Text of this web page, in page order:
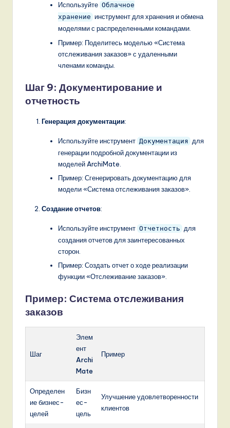
Используйте Облачное
хранение инструмент для хранения и обмена
моделями с распределенными командами.
Пример: Поделитесь моделью «Система
отслеживания заказов» с удаленными
членами команды.
Шаг 9: Документирование и
отчетность
Генерация документации:
Используйте инструмент Документация для
генерации подробной документации из
моделей ArchiMate.
Пример: Сгенерировать документацию для
модели «Система отслеживания заказов».
Создание отчетов:
Используйте инструмент Отчетность для
создания отчетов для заинтересованных
сторон.
Пример: Создать отчет о ходе реализации
функции «Отслеживание заказов».
Пример: Система отслеживания
заказов
Шаг
Элем
ент
Archi
Mate
Пример
Определен
ие бизнес-
целей
Бизн
ес-
цель
Улучшение удовлетворенности
клиентов